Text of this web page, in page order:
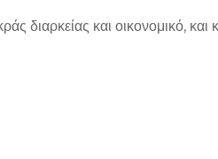
διαρκείας και οικονομικό, και